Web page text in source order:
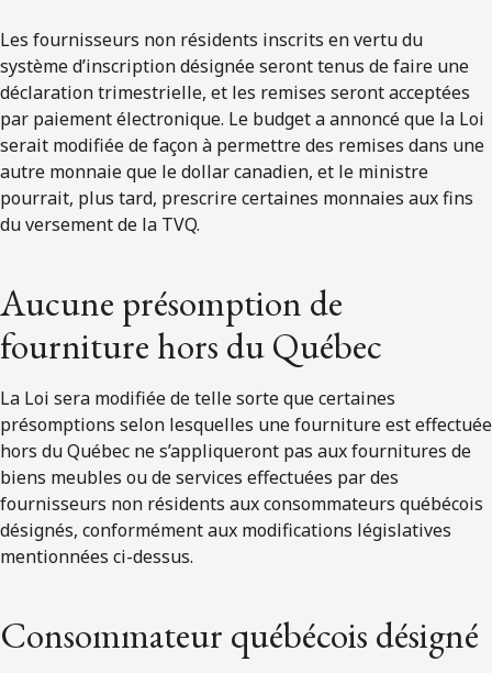
Les fournisseurs non résidents inscrits en vertu du
système d’inscription désignée seront tenus de faire une
déclaration trimestrielle, et les remises seront acceptées
par paiement électronique. Le budget a annoncé que la Loi
serait modifiée de façon à permettre des remises dans une
autre monnaie que le dollar canadien, et le ministre
pourrait, plus tard, prescrire certaines monnaies aux fins
du versement de la TVQ.
Aucune présomption de
fourniture hors du Québec
La Loi sera modifiée de telle sorte que certaines
présomptions selon lesquelles une fourniture est effectuée
hors du Québec ne s’appliqueront pas aux fournitures de
biens meubles ou de services effectuées par des
fournisseurs non résidents aux consommateurs québécois
désignés, conformément aux modifications législatives
mentionnées ci-dessus.
Consommateur québécois désigné